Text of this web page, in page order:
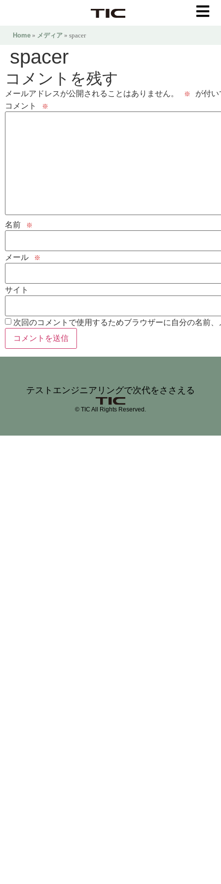
Home » メディア » spacer
spacer
コメントを残す
メールアドレスが公開されることはありません。 ※
が付
コメント
※
名前 ※
メール ※
サイト
次回のコメントで使用するためブラウザーに自分の名前
テストエンジニアリングで次代をささえる
© TIC All Rights Reserved.